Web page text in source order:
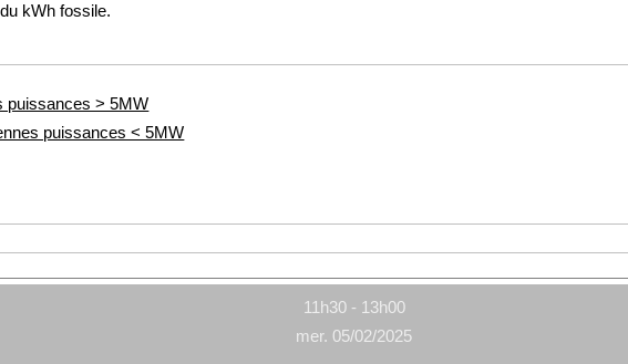
kWh fossile.
puissances > 5MW
puissances < 5MW
11h30 - 13h00
mer. 05/02/2025